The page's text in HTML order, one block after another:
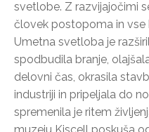
svetlobe. Z razvijajočimi
človek postopoma in
Umetna svetloba je
spodbudila branje,
delovni čas, okrasila
industriji in pripeljala do
spremenila je ritem
muzeju Kiscell poskuša